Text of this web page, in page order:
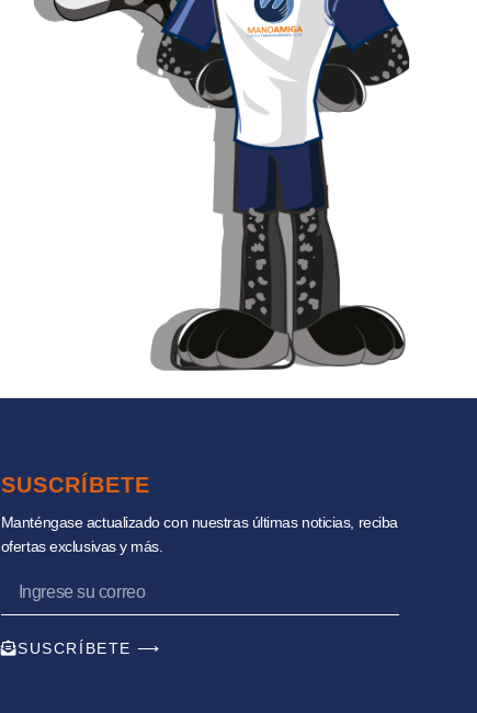
SUSCRÍBETE
Manténgase actualizado con nuestras últimas noticias, reciba
ofertas exclusivas y más.
SUSCRÍBETE ⟶